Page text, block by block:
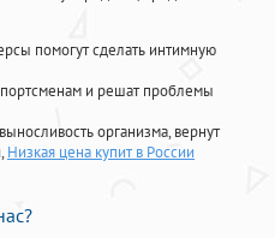
помогут сделать интимную
и решат проблемы
организма, вернут
Низкая цена купит в России